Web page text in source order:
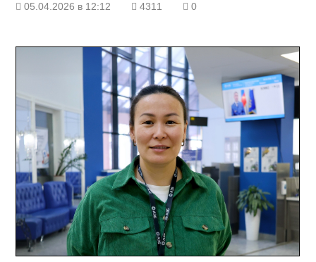
05.04.2026 в 12:12 4311 0